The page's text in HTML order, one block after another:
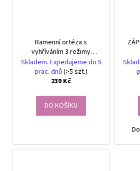
Ramenní ortéza s
vyhříváním 3 režimy
vyhřívání usb
Skladem. Expedujeme do 5
prac. dnů (>5 szt.)
239 Kč
DO KOŠÍKU